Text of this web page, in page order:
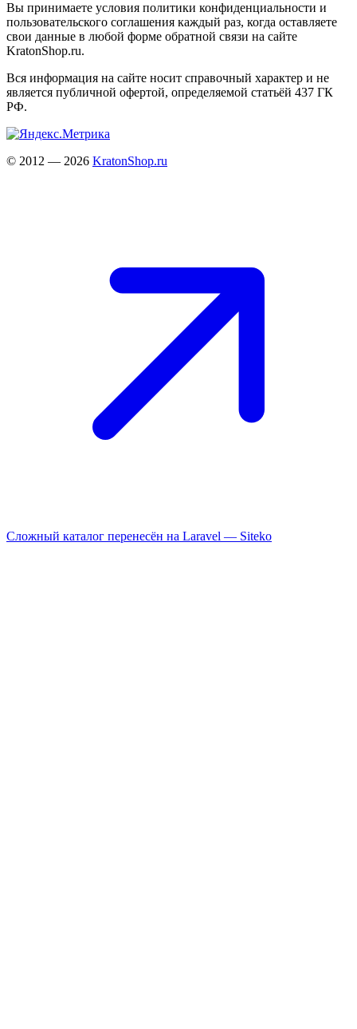
Вы принимаете условия политики конфиденциальности и
пользовательского соглашения каждый раз, когда оставляете
свои данные в любой форме обратной связи на сайте
KratonShop.ru.
Вся информация на сайте носит справочный характер и не
является публичной офертой, определяемой статьёй 437 ГК
РФ.
© 2012 — 2026 KratonShop.ru
Сложный каталог перенесён на Laravel — Siteko